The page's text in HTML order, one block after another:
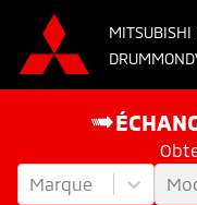
MITSUBISHI
Marque